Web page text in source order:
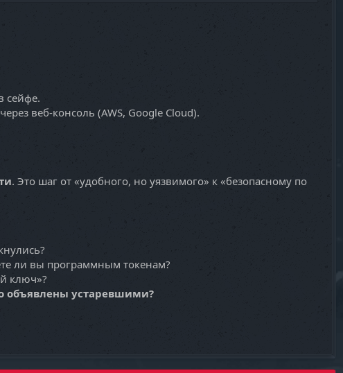
сейфе.
веб-консоль (AWS, Google Cloud).
. Это шаг от «удобного, но уязвимого» к «безопасному по
ли вы программным токенам?
ключ»?
объявлены устаревшими?